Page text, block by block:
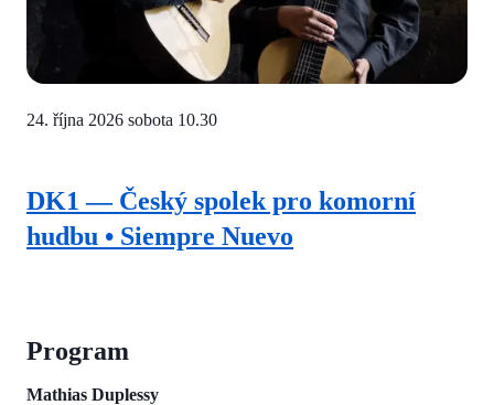
DK1 — Český spolek pro komorní
hudbu • Siempre Nuevo
Program
Mathias Duplessy
24. října 2026 sobota 10.30